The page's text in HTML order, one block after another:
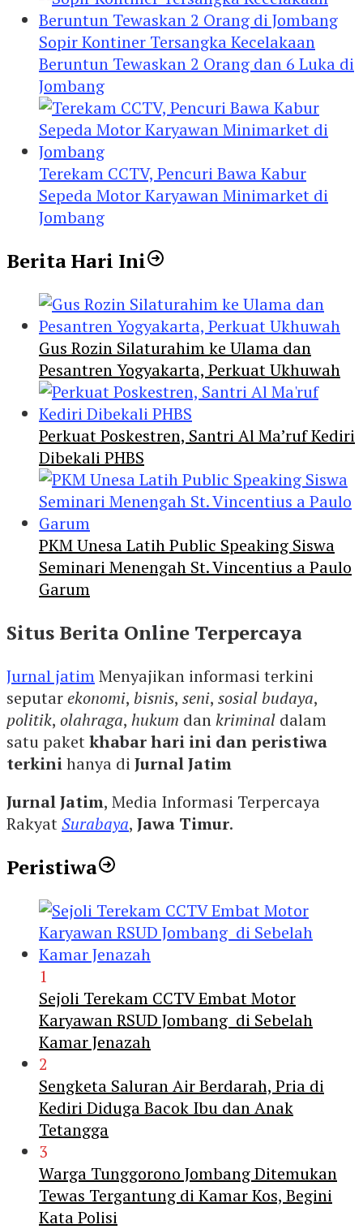
Sopir Kontiner Tersangka Kecelakaan
Beruntun Tewaskan 2 Orang dan 6 Luka di
Jombang
Terekam CCTV, Pencuri Bawa Kabur
Sepeda Motor Karyawan Minimarket di
Jombang
Berita Hari Ini
Gus Rozin Silaturahim ke Ulama dan
Pesantren Yogyakarta, Perkuat Ukhuwah
Perkuat Poskestren, Santri Al Ma’ruf Kediri
Dibekali PHBS
PKM Unesa Latih Public Speaking Siswa
Seminari Menengah St. Vincentius a Paulo
Garum
Situs Berita Online Terpercaya
Jurnal jatimMenyajikan informasi terkini
seputarekonomi, bisnis, seni, sosial budaya,
politik, olahraga, hukum dankriminal dalam
satu paketkhabar hari ini dan peristiwa
terkinihanya di Jurnal Jatim
Jurnal Jatim, Media Informasi Terpercaya
RakyatSurabaya, Jawa Timur.
Peristiwa
1
Sejoli Terekam CCTV Embat Motor
Karyawan RSUD Jombang di Sebelah
Kamar Jenazah
2
Sengketa Saluran Air Berdarah, Pria di
Kediri Diduga Bacok Ibu dan Anak
Tetangga
3
Warga Tunggorono Jombang Ditemukan
Tewas Tergantung di Kamar Kos, Begini
Kata Polisi